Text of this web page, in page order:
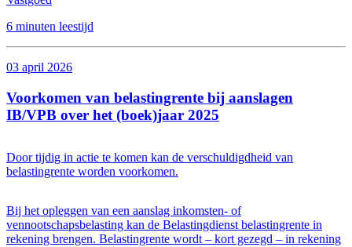
6 minuten leestijd
03 april 2026
Voorkomen van belastingrente bij aanslagen
IB/VPB over het (boek)jaar 2025
Door tijdig in actie te komen kan de verschuldigdheid van
belastingrente worden voorkomen.
Bij het opleggen van een aanslag inkomsten- of
vennootschapsbelasting kan de Belastingdienst belastingrente in
rekening brengen. Belastingrente wordt – kort gezegd – in rekening